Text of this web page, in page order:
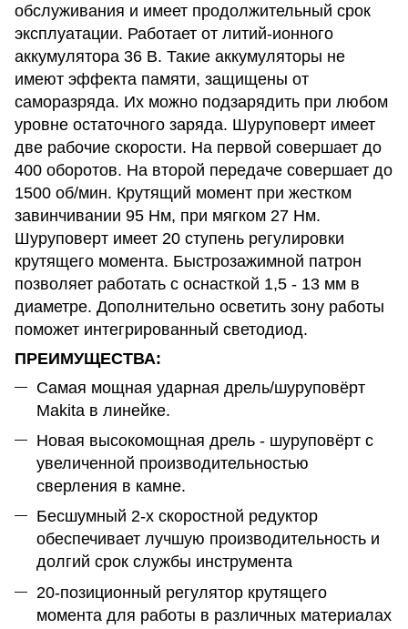
обслуживания и имеет продолжительный срок
эксплуатации. Работает от литий-ионного
аккумулятора 36 В. Такие аккумуляторы не
имеют эффекта памяти, защищены от
саморазряда. Их можно подзарядить при любом
уровне остаточного заряда. Шуруповерт имеет
две рабочие скорости. На первой совершает до
400 оборотов. На второй передаче совершает до
1500 об/мин. Крутящий момент при жестком
завинчивании 95 Нм, при мягком 27 Нм.
Шуруповерт имеет 20 ступень регулировки
крутящего момента. Быстрозажимной патрон
позволяет работать с оснасткой 1,5 - 13 мм в
диаметре. Дополнительно осветить зону работы
поможет интегрированный светодиод.
ПРЕИМУЩЕСТВА:
Самая мощная ударная дрель/шуруповёрт
Makita в линейке.
Новая высокомощная дрель - шуруповёрт с
увеличенной производительностью
сверления в камне.
Бесшумный 2-х скоростной редуктор
обеспечивает лучшую производительность и
долгий срок службы инструмента
20-позиционный регулятор крутящего
момента для работы в различных материалах